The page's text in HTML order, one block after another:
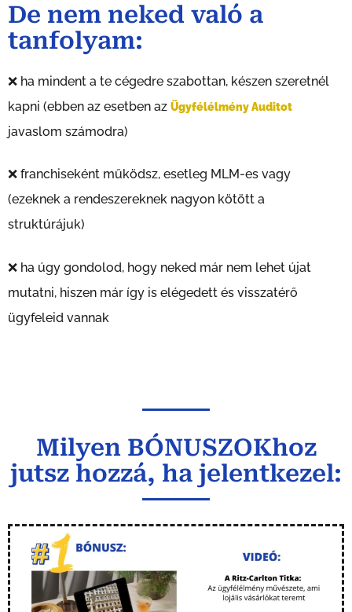
De nem neked való a
tanfolyam:
❌ ha mindent a te cégedre szabottan, készen szeretnél
kapni (ebben az esetben az Ügyfélélmény Auditot
javaslom számodra)
❌ franchiseként működsz, esetleg MLM-es vagy
(ezeknek a rendeszereknek nagyon kötött a
struktúrájuk)
❌ ha úgy gondolod, hogy neked már nem lehet újat
mutatni, hiszen már így is elégedett és visszatérő
ügyfeleid vannak
Milyen BÓNUSZOKhoz
jutsz hozzá, ha jelentkezel: